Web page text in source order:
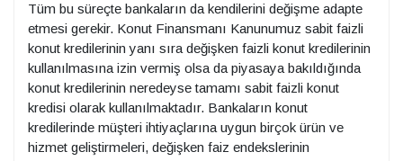
Tüm bu süreçte bankaların da kendilerini değişme adapte
etmesi gerekir. Konut Finansmanı Kanunumuz sabit faizli
konut kredilerinin yanı sıra değişken faizli konut kredilerinin
kullanılmasına izin vermiş olsa da piyasaya bakıldığında
konut kredilerinin neredeyse tamamı sabit faizli konut
kredisi olarak kullanılmaktadır. Bankaların konut
kredilerinde müşteri ihtiyaçlarına uygun birçok ürün ve
hizmet geliştirmeleri, değişken faiz endekslerinin